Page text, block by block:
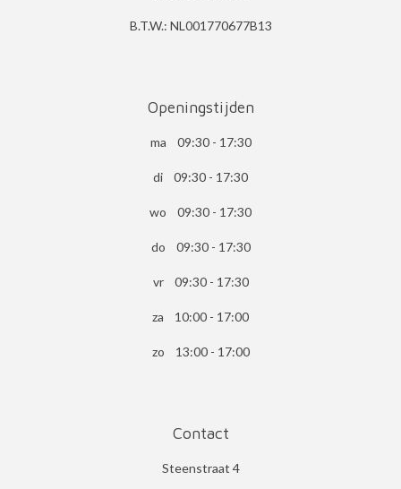
B.T.W.: NL001770677B13
Openingstijden
ma 09:30 - 17:30
di 09:30 - 17:30
wo 09:30 - 17:30
do 09:30 - 17:30
vr 09:30 - 17:30
za 10:00 - 17:00
zo 13:00 - 17:00
Contact
Steenstraat 4